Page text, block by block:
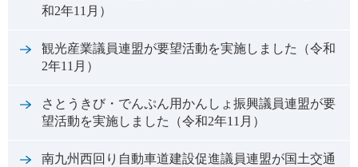
和2年11月）
観光産業議員連盟が要望活動を実施しました（令和
2年11月）
さとうきび・でんぷん用かんしょ振興議員連盟が要
望活動を実施しました（令和2年11月）
南九州西回り自動車道建設促進議員連盟が国土交通